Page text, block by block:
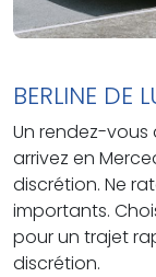
BERLINE DE
Un rendez-vous
arrivez en
discrétion. Ne
importants.
pour un trajet
discrétion.